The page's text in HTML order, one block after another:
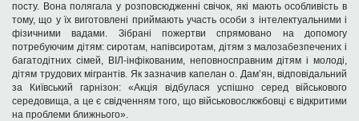
посту. Вона полягала у розповсюдженні свічок, які мають особливість в
тому, що у їх виготовлені приймають участь особи з інтелектуальними і
фізичними вадами. Зібрані пожертви спрямовано на допомогу
потребуючим дітям: сиротам, напівсиротам, дітям з малозабезпечених і
багатодітних сімей, ВІЛ-інфікованим, неповносправним дітям і молоді,
дітям трудових мігрантів. Як зазначив капелан о. Дам’ян, відповідальний
за Київський гарнізон: «Акція відбулася успішно серед військового
середовища, а це є свідченням того, що військовослкжбовці є відкритими
на проблеми ближнього».